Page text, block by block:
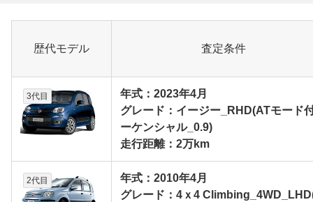
歴代モデル 査定条件
3代目
年式：2023年4月
グレード：イージー_RHD(ATモード
ーケンシャル_0.9)
走行距離：2万km
2代目
年式：2010年4月
グレード：4ｘ4